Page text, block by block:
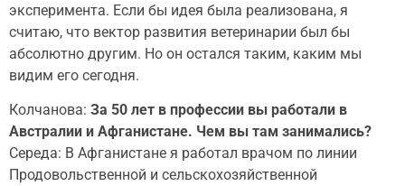
эксперимента. Если бы идея была реализована, я
считаю, что вектор развития ветеринарии был бы
абсолютно другим. Но он остался таким, каким мы
видим его сегодня.
Колчанова: За 50 лет в профессии вы работали в
Австралии и Афганистане. Чем вы там занимались?
Середа: В Афганистане я работал врачом по линии
Продовольственной и сельскохозяйственной